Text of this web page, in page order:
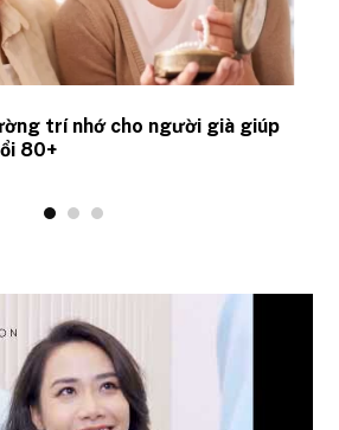
trí nhớ cho người già giúp
80+